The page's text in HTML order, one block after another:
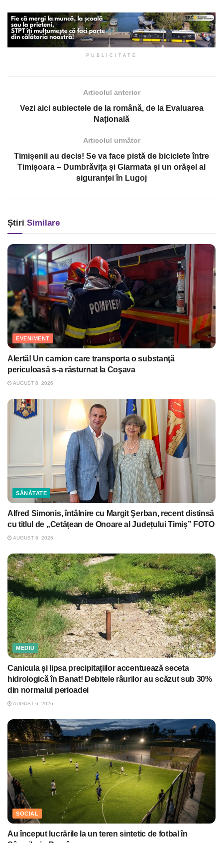
PUBLICITATE
Articolul anterior
Vezi aici subiectele de la română, de la Evaluarea
Națională
Articolul următor
Timișenii au decis! Se va face pistă de biciclete între
Timișoara – Dumbrăvița și Giarmata și un orășel al
siguranței în Lugoj
Știri Similare
EVENIMENT
Alertă! Un camion care transporta o substanţă
periculoasă s-a răsturnat la Coşava
AUGUST 6, 2026
SĂNĂTATE
Alfred Simonis, întâlnire cu Margit Şerban, recent distinsă
cu titlul de „Cetățean de Onoare al Județului Timiș” FOTO
AUGUST 6, 2026
MEDIU
Canicula și lipsa precipitațiilor accentuează seceta
hidrologică în Banat! Debitele râurilor au scăzut sub 30%
din normalul perioadei
AUGUST 6, 2026
SOCIAL
Au început lucrările la un teren sintetic de fotbal în